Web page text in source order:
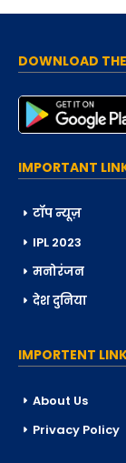
DOWNLOAD
IMPORTANT
टॉप न्यूज़
IPL 2023
मनोरंजन
देश दुनिया
IMPORTENT
About Us
Privacy Policy